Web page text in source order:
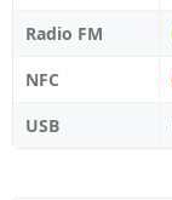
Radio FM
NFC
USB